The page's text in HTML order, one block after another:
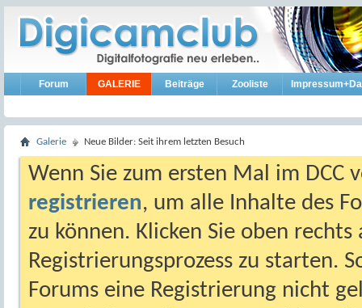
Forum GALERIE Beiträge Zooliste
Galerie Neue Bilder: Seit ihrem letzten Besuch
Wenn Sie zum ersten Mal im DCC
registrieren, um alle Inhalte des
zu können. Klicken Sie oben
Registrierungsprozess zu starten.
Forums eine Registrierung nicht